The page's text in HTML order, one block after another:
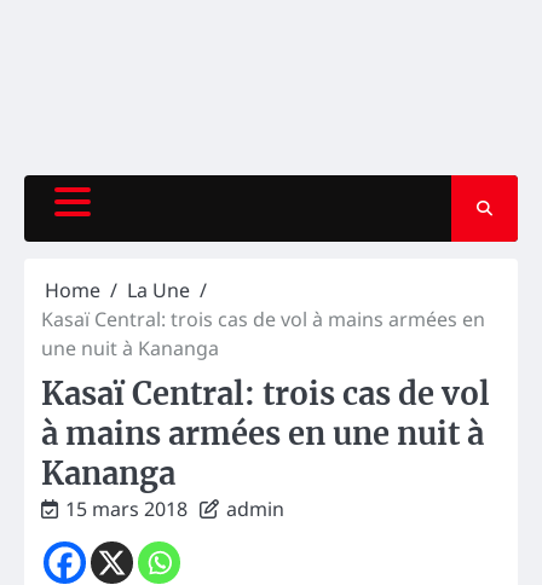
Home
La Une
Kasaï Central: trois cas de vol à mains armées en
une nuit à Kananga
Kasaï Central: trois cas de vol
à mains armées en une nuit à
Kananga
15 mars 2018 admin